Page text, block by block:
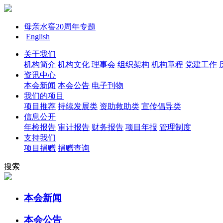
母亲水窖20周年专题
English
关于我们
机构简介 机构文化 理事会 组织架构 机构章程 党建工作
资讯中心
本会新闻 本会公告 电子刊物
我们的项目
项目推荐 持续发展类 资助救助类 宣传倡导类
信息公开
年检报告 审计报告 财务报告 项目年报 管理制度
支持我们
项目捐赠 捐赠查询
搜索
本会新闻
本会公告